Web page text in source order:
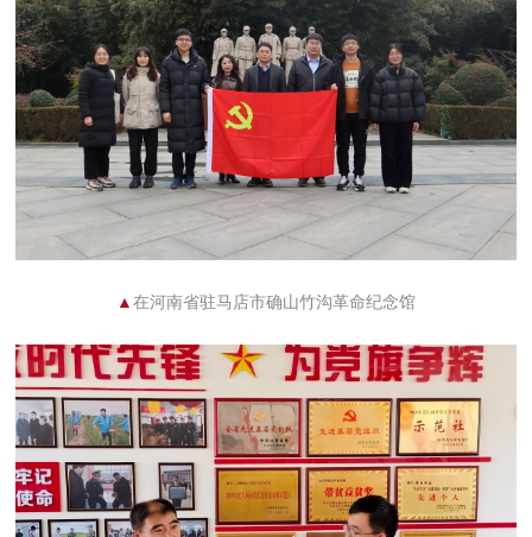
▲ 在河南省驻马店市确山竹沟革命纪念馆